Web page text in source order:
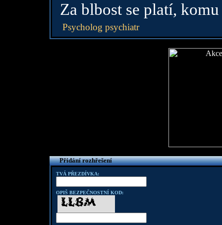
Za blbost se platí,
Psycholog psychiatr
Přidání rozhřešení
TVÁ PŘEZDÍVKA:
OPIŠ BEZPEČNOSTNÍ KOD: